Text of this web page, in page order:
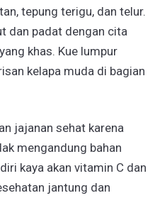
tepung terigu, dan telur.
dan padat dengan cita
khas. Kue lumpur
kelapa muda di bagian
jajanan sehat karena
mengandung bahan
kaya akan vitamin C dan
jantung dan